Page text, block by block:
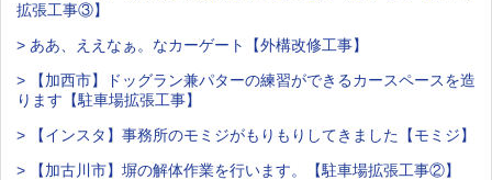
拡張工事③】
> ああ、ええなぁ。なカーゲート【外構改修工事】
> 【加西市】ドッグラン兼パターの練習ができるカースペースを造
ります【駐車場拡張工事】
> 【インスタ】事務所のモミジがもりもりしてきました【モミジ】
> 【加古川市】塀の解体作業を行います。【駐車場拡張工事②】